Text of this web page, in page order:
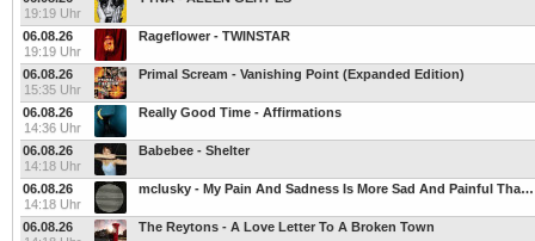
19:19 Uhr
06.08.26
19:19 Uhr
Rageflower - TWINSTAR
06.08.26
15:35 Uhr
Primal Scream - Vanishing Point (Expanded Edition)
06.08.26
14:36 Uhr
Really Good Time - Affirmations
06.08.26
14:18 Uhr
Babebee - Shelter
06.08.26
14:18 Uhr
mclusky - My Pain And Sadness Is More Sad And Painful Than You
06.08.26
The Reytons - A Love Letter To A Broken Town